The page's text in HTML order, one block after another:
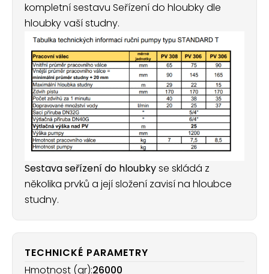
kompletní sestavu Seřízení do hloubky dle
hloubky vaší studny.
Sestava seřízení do hloubkyse skládá z
několika prvků a její složení zavisí na hloubce
studny.
TECHNICKÉ PARAMETRY
Hmotnost (gr):26000